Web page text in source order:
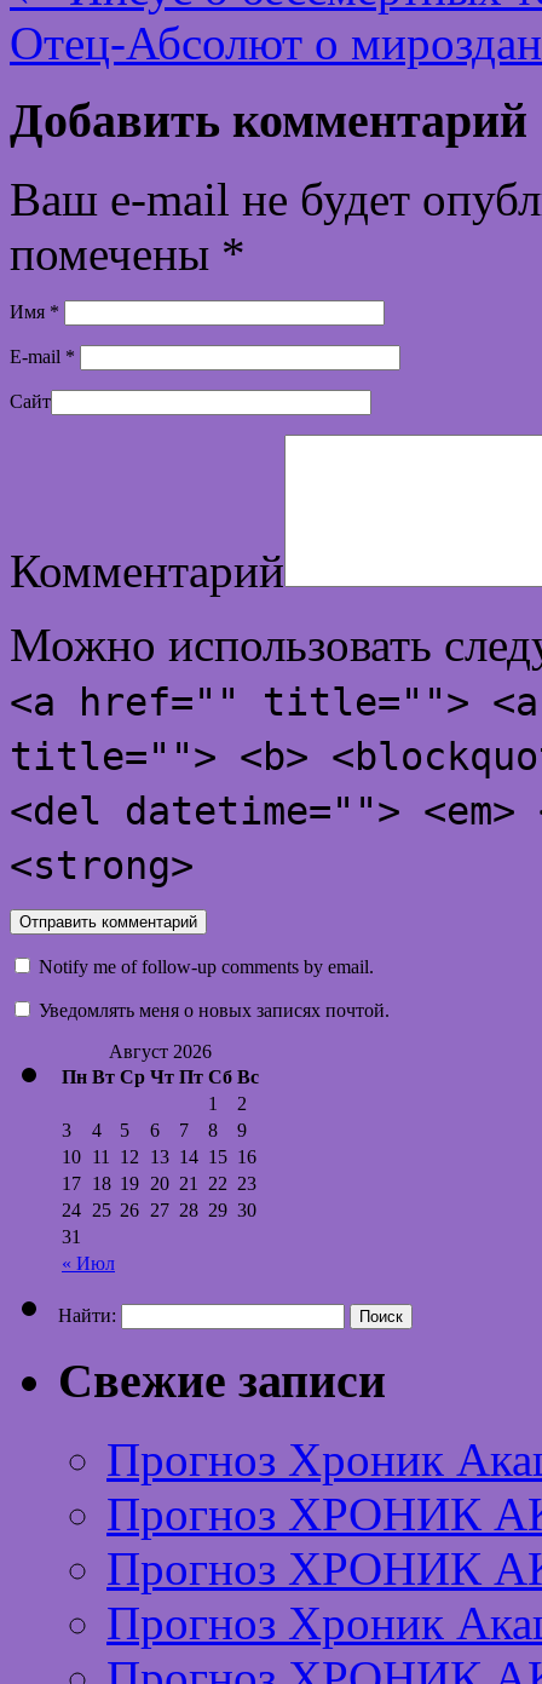
Отец-Абсолют о
Добавить комментарий
Ваш e-mail не будет
помечены *
Имя *
E-mail *
Сайт
Комментарий
Можно использовать
<a href="" title="">
title=""> <b>
<del datetime="">
<strong>
Notify me of follow-up comments by email.
Уведомлять меня о новых записях почтой.
Август 2026
Пн Вт Ср Чт Пт Сб Вс
« Июл
1
2
3
4 5 6 7 8
9
10 11 12 13 14 15 16
17 18 19 20 21 22 23
24 25 26 27 28 29 30
31
Найти:
Свежие записи
Прогноз Хроник
Прогноз ХРОНИК
Прогноз ХРОНИК
Прогноз Хроник